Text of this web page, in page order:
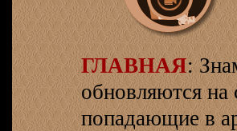
ГЛАВНАЯ:
обновляются на
попадающие в